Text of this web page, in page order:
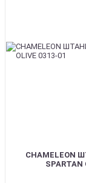
CHAMELEON
SPARTAN